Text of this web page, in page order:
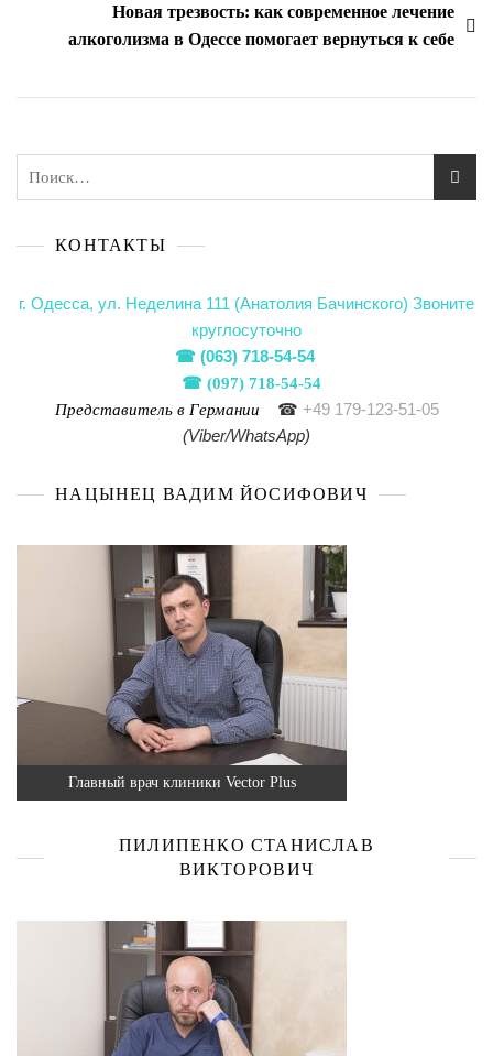
Новая трезвость: как современное лечение
алкоголизма в Одессе помогает вернуться к себе
КОНТАКТЫ
г. Одесса, ул. Неделина 111 (Анатолия Бачинского) Звоните
круглосуточно
☎ (063) 718-54-54
☎ (097) 718-54-54
Представитель в Германии
☎ +49 179-123-51-05
(Viber/WhatsApp)
НАЦЫНЕЦ ВАДИМ ЙОСИФОВИЧ
Главный врач клиники Vector Plus
ПИЛИПЕНКО СТАНИСЛАВ
ВИКТОРОВИЧ